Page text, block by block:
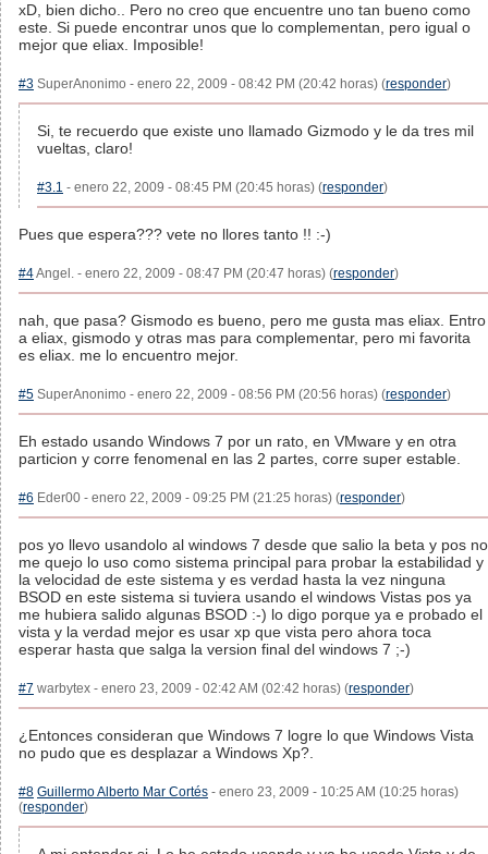
xD, bien dicho.. Pero no creo que encuentre uno tan bueno como
este. Si puede encontrar unos que lo complementan, pero igual o
mejor que eliax. Imposible!
#3 SuperAnonimo - enero 22, 2009 - 08:42 PM (20:42 horas) (responder)
Si, te recuerdo que existe uno llamado Gizmodo y le da tres mil
vueltas, claro!
#3.1 - enero 22, 2009 - 08:45 PM (20:45 horas) (responder)
Pues que espera??? vete no llores tanto !! :-)
#4Angel. - enero 22, 2009 - 08:47 PM (20:47 horas) (responder)
nah, que pasa? Gismodo es bueno, pero me gusta mas eliax. Entro
a eliax, gismodo y otras mas para complementar, pero mi favorita
es eliax. me lo encuentro mejor.
#5 SuperAnonimo - enero 22, 2009 - 08:56 PM (20:56 horas) (responder)
Eh estado usando Windows 7 por un rato, en VMware y en otra
particion y corre fenomenal en las 2 partes, corre super estable.
#6 Eder00 - enero 22, 2009 - 09:25 PM (21:25 horas) (responder)
pos yo llevo usandolo al windows 7 desde que salio la beta y pos no
me quejo lo uso como sistema principal para probar la estabilidad y
la velocidad de este sistema y es verdad hasta la vez ninguna
BSOD en este sistema si tuviera usando el windows Vistas pos ya
me hubiera salido algunas BSOD :-) lo digo porque ya e probado el
vista y la verdad mejor es usar xp que vista pero ahora toca
esperar hasta que salga la version final del windows 7 ;-)
#7 warbytex - enero 23, 2009 - 02:42 AM (02:42 horas) (responder)
¿Entonces consideran que Windows 7 logre lo que Windows Vista
no pudo que es desplazar a Windows Xp?.
#8 Guillermo Alberto Mar Cortés - enero 23, 2009 - 10:25 AM (10:25 horas)
(responder)